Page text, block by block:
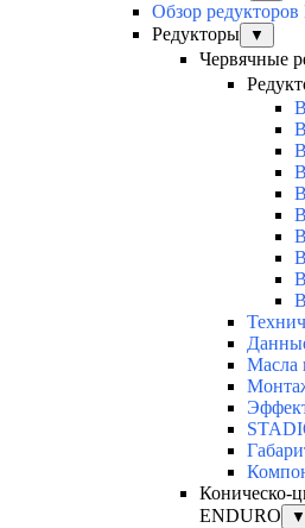
Обзор
Редукторы
▼
Червячные
Масла
Коническо-
ENDURO
▼